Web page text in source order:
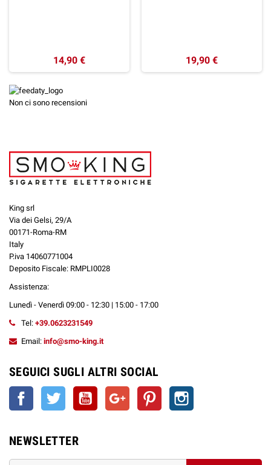
14,90 € 19,90 €
Non ci sono recensioni
King srl
Via dei Gelsi, 29/A
00171-Roma-RM
Italy
P.iva 14060771004
Deposito Fiscale: RMPLI0028
Assistenza:
Lunedì - Venerdì 09:00 - 12:30 | 15:00 - 17:00
Tel: +39.0623231549
Email: info@smo-king.it
SEGUICI SUGLI ALTRI SOCIAL
Facebook Twitter YouTube Google+ Pinterest
NEWSLETTER